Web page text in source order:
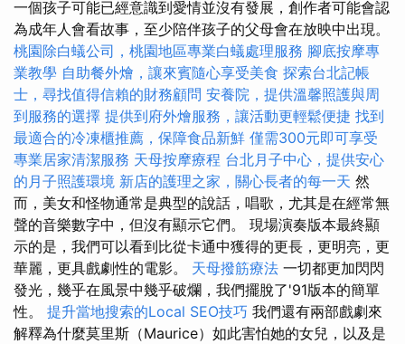
一個孩子可能已經意識到愛情並沒有發展，創作者可能會認
為成年人會看故事，至少陪伴孩子的父母會在放映中出現。
桃園除白蟻公司，桃園地區專業白蟻處理服務 腳底按摩專
業教學 自助餐外燴，讓來賓隨心享受美食 探索台北記帳
士，尋找值得信賴的財務顧問 安養院，提供溫馨照護與周
到服務的選擇 提供到府外燴服務，讓活動更輕鬆便捷 找到
最適合的冷凍櫃推薦，保障食品新鮮 僅需300元即可享受
專業居家清潔服務 天母按摩療程 台北月子中心，提供安心
的月子照護環境 新店的護理之家，關心長者的每一天 然
而，美女和怪物通常是典型的說話，唱歌，尤其是在經常無
聲的音樂數字中，但沒有顯示它們。 現場演奏版本最終顯
示的是，我們可以看到比從卡通中獲得的更長，更明亮，更
華麗，更具戲劇性的電影。 天母撥筋療法 一切都更加閃閃
發光，幾乎在風景中幾乎破爛，我們擺脫了'91版本的簡單
性。 提升當地搜索的Local SEO技巧 我們還有兩部戲劇來
解釋為什麼莫里斯（Maurice）如此害怕她的女兒，以及是